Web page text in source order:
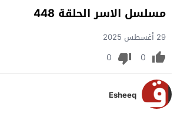
مسلسل الاسر الحلقة 448
29 أغسطس 2025
0
0
Esheeq